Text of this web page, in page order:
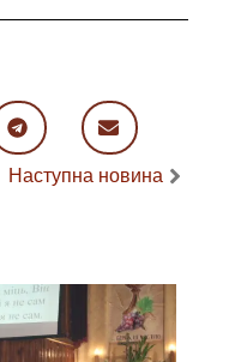
Наступна новина